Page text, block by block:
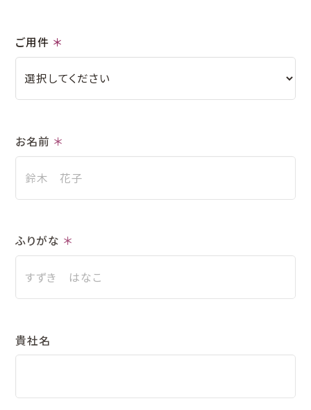
ご用件 ＊
お名前 ＊
ふりがな ＊
貴社名